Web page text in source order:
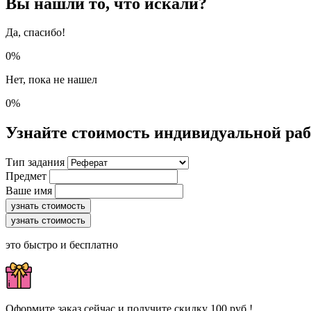
Да, спасибо!
0%
Нет, пока не нашел
0%
Узнайте стоимость индивидуальной
Тип задания
Предмет
Ваше имя
узнать стоимость
узнать стоимость
это быстро и бесплатно